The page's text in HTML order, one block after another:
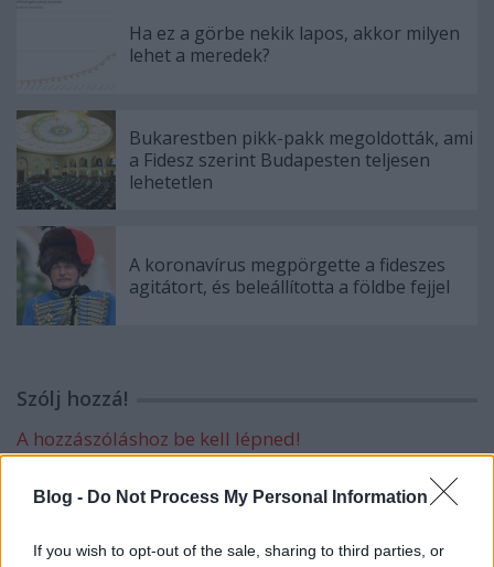
Blog - Do Not Process My Personal Information
If you wish to opt-out of the sale, sharing to third parties, or
Ha ez a görbe nekik lapos, akkor milyen
lehet a meredek?
Bukarestben pikk-pakk megoldották, ami
a Fidesz szerint Budapesten teljesen
lehetetlen
A koronavírus megpörgette a fideszes
agitátort, és beleállította a földbe fejjel
Szólj hozzá!
A hozzászóláshoz be kell lépned!